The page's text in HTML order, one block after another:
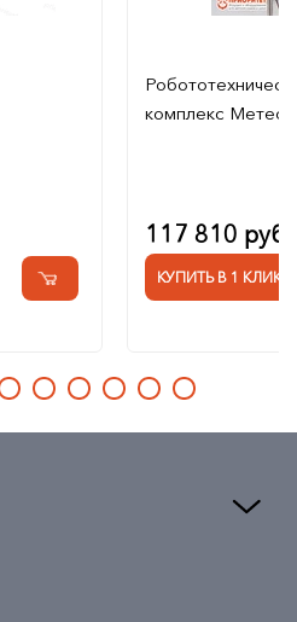
комплекс
117 810 руб.
КУПИТЬ В 1 КЛИК